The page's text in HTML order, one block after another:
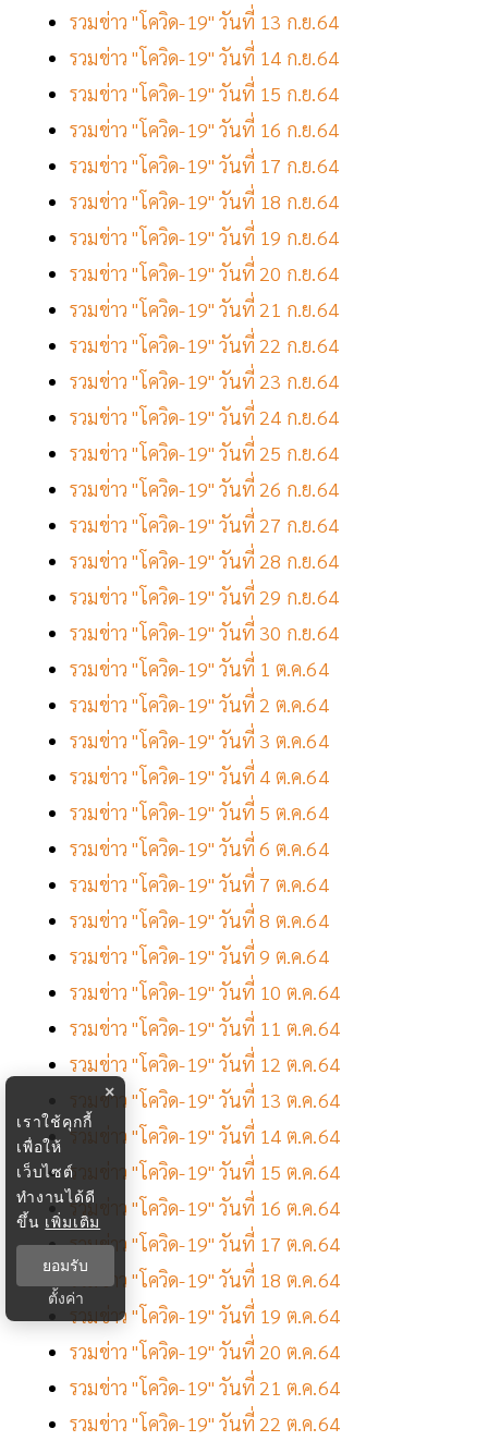
รวมข่าว "โควิด-19" วันที่ 13 ก.ย.64
รวมข่าว "โควิด-19" วันที่ 14 ก.ย.64
รวมข่าว "โควิด-19" วันที่ 15 ก.ย.64
รวมข่าว "โควิด-19" วันที่ 16 ก.ย.64
รวมข่าว "โควิด-19" วันที่ 17 ก.ย.64
รวมข่าว "โควิด-19" วันที่ 18 ก.ย.64
รวมข่าว "โควิด-19" วันที่ 19 ก.ย.64
รวมข่าว "โควิด-19" วันที่ 20 ก.ย.64
รวมข่าว "โควิด-19" วันที่ 21 ก.ย.64
รวมข่าว "โควิด-19" วันที่ 22 ก.ย.64
รวมข่าว "โควิด-19" วันที่ 23 ก.ย.64
รวมข่าว "โควิด-19" วันที่ 24 ก.ย.64
รวมข่าว "โควิด-19" วันที่ 25 ก.ย.64
รวมข่าว "โควิด-19" วันที่ 26 ก.ย.64
รวมข่าว "โควิด-19" วันที่ 27 ก.ย.64
รวมข่าว "โควิด-19" วันที่ 28 ก.ย.64
รวมข่าว "โควิด-19" วันที่ 29 ก.ย.64
รวมข่าว "โควิด-19" วันที่ 30 ก.ย.64
รวมข่าว "โควิด-19" วันที่ 1 ต.ค.64
รวมข่าว "โควิด-19" วันที่ 2 ต.ค.64
รวมข่าว "โควิด-19" วันที่ 3 ต.ค.64
รวมข่าว "โควิด-19" วันที่ 4 ต.ค.64
รวมข่าว "โควิด-19" วันที่ 5 ต.ค.64
รวมข่าว "โควิด-19" วันที่ 6 ต.ค.64
รวมข่าว "โควิด-19" วันที่ 7 ต.ค.64
รวมข่าว "โควิด-19" วันที่ 8 ต.ค.64
รวมข่าว "โควิด-19" วันที่ 9 ต.ค.64
รวมข่าว "โควิด-19" วันที่ 10 ต.ค.64
รวมข่าว "โควิด-19" วันที่ 11 ต.ค.64
รวมข่าว "โควิด-19" วันที่ 12 ต.ค.64
รวมข่าว "โควิด-19" วันที่ 13 ต.ค.64
รวมข่าว "โควิด-19" วันที่ 14 ต.ค.64
รวมข่าว "โควิด-19" วันที่ 15 ต.ค.64
รวมข่าว "โควิด-19" วันที่ 16 ต.ค.64
รวมข่าว "โควิด-19" วันที่ 17 ต.ค.64
รวมข่าว "โควิด-19" วันที่ 18 ต.ค.64
รวมข่าว "โควิด-19" วันที่ 19 ต.ค.64
รวมข่าว "โควิด-19" วันที่ 20 ต.ค.64
รวมข่าว "โควิด-19" วันที่ 21 ต.ค.64
รวมข่าว "โควิด-19" วันที่ 22 ต.ค.64
×
เราใช้คุกกี้
เพื่อให้
เว็บไซต์
ทำงานได้ดี
ขึ้น เพิ่มเติม
ยอมรับ
ตั้งค่า